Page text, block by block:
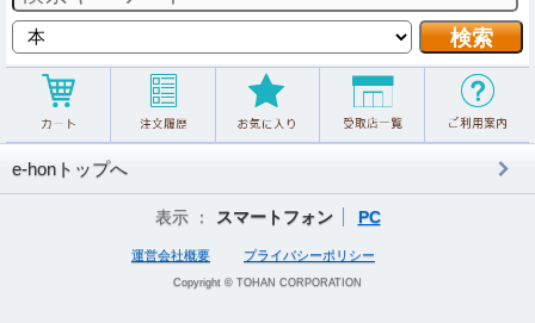
e-honトップへ
表示 ： スマートフォン PC
運営会社概要 プライバシーポリシー
Copyright © TOHAN CORPORATION